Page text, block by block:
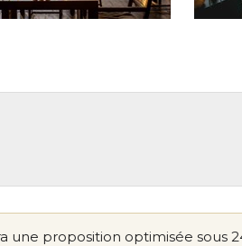
une proposition optimisée sous